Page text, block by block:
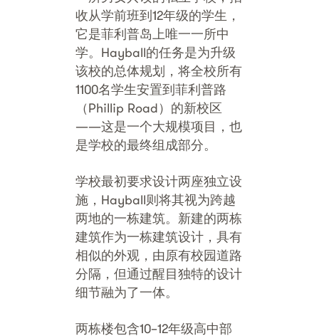
收从学前班到12年级的学生，
它是菲利普岛上唯一一所中
学。Hayball的任务是为升级
该校的总体规划，将全校所有
1100名学生安置到菲利普路
（Phillip Road）的新校区
——这是一个大规模项目，也
是学校的最终组成部分。
学校最初要求设计两座独立设
施，Hayball则将其视为跨越
两地的一栋建筑。新建的两栋
建筑作为一栋建筑设计，具有
相似的外观，由原有校园道路
分隔，但通过醒目独特的设计
细节融为了一体。
两栋楼包含10–12年级高中部